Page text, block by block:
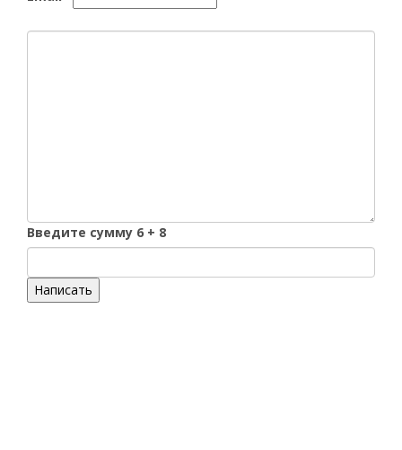
Введите сумму 6 + 8
Написать